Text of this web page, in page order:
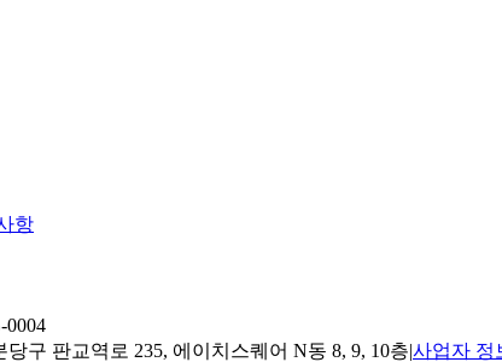
항
0004
당구 판교역로 235, 에이치스퀘어 N동 8, 9, 10층|사업자 정